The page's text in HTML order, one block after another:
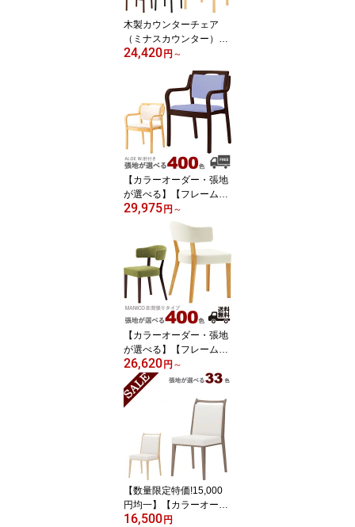
木製カウンターチェア
（ミナスカウンター）MI
NAS クレス おしゃれ
【カラーオーダー 張地が
選べる】【フレームカラ
ー3色：5N/1N/6T】ハイ
チェア バーチェア 椅
24,420 円 ～
【カラーオーダー・張地
が選べる】【フレームカ
ラー2色：HN/1N】肘付
き木製ダイニングチェア
（アロエW)ALOE クレス
(CRES) おしゃれ 医
療施設・高齢者施設・介
護施設 椅子
29,975 円 ～
【カラーオーダー・張地
が選べる】【フレームカ
ラー2色：5NL/1N】木製
ダイニングチェア（マニ
コB:背張）MANICO クレ
ス おしゃれ(CRES) 脚
カット可能[飲食店・業務
用・店舗家具] 椅子
26,620 円 ～
【数量限定特価!15,000
円均一】【カラーオーダ
ー・張地が選べる】 取手
16,500 円